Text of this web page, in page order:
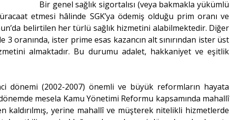
Bir genel sağlık sigortalısı (veya bakmakla yükümlü
etmesi hâlinde SGK’ya ödemiş olduğu prim oranı ve
belirtilen her türlü sağlık hizmetini alabilmektedir. Diğer
oranında, ister prime esas kazancın alt sınırından ister üst
almaktadır. Bu durumu adalet, hakkaniyet ve eşitlik
dönemi (2002-2007) önemli ve büyük reformların hayata
mesela Kamu Yönetimi Reformu kapsamında mahallî
yerine mahallî ve müşterek nitelikli hizmetlerde